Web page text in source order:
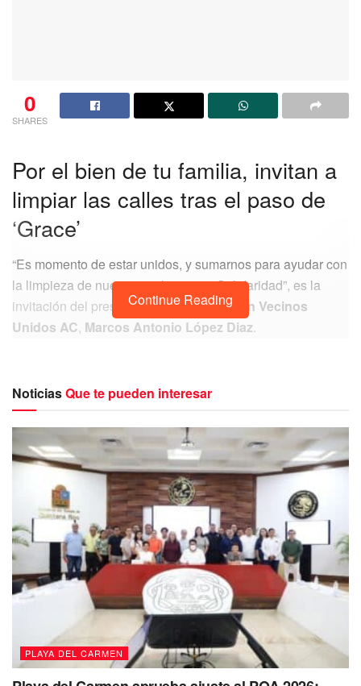
0
SHARES
Por el bien de tu familia, invitan a
limpiar las calles tras el paso de
‘Grace’
“Es momento de estar unidos, y sumarnos para ayudar con
la limpieza de nuestras colonias en Solidaridad”, es la
invitación del presidente de laAsociación Vecinos
Unidos AC, Marcos Antonio López Diaz.
es momento que entre vecinos nos unamos y limpiemos
nuestras colonias, sus calles, por el bien de nuestras
familias, y de esta forma darle un ejemplo a nuestros hijos,
tener esa cultura de la limpieza.
Te recomendamos leer:Verifica Cofepris protocolos
sanitarios en refugios de Playa, Cozumel y Tulum
López Diaz, señaló que realizó un recorrido por Villamar
dos y otras calles, donde quedaron todas las ramas
tiradas, árboles y hasta un taxi metido en una de los
huecos que está realizando la gasera para el ducto, pero
más basura por toda la ciudad.
Continue Reading
NoticiasQue te pueden interesar
PLAYA DEL CARMEN